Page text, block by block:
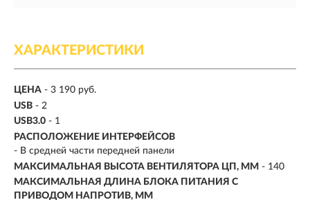
ХАРАКТЕРИСТИКИ
ЦЕНА - 3 190 руб.
USB - 2
USB3.0 - 1
РАСПОЛОЖЕНИЕ ИНТЕРФЕЙСОВ
- В средней части передней панели
МАКСИМАЛЬНАЯ ВЫСОТА ВЕНТИЛЯТОРА ЦП, ММ - 140
МАКСИМАЛЬНАЯ ДЛИНА БЛОКА ПИТАНИЯ С
ПРИВОДОМ НАПРОТИВ, ММ